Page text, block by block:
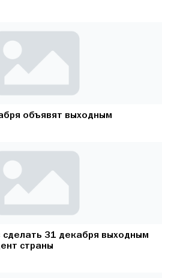
объявят выходным
сделать 31 декабря выходным
страны